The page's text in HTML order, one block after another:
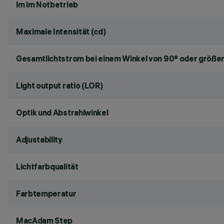
lm im Notbetrieb
Maximale Intensität (cd)
Gesamtlichtstrom bei einem Winkel von 90° oder
Light output ratio (LOR)
Optik und Abstrahlwinkel
Adjustability
Lichtfarbqualität
Farbtemperatur
MacAdam Step